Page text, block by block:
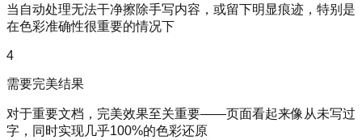
当自动处理无法干净擦除手写内容，或留下明显痕迹，特别是
在色彩准确性很重要的情况下
4
需要完美结果
对于重要文档，完美效果至关重要——页面看起来像从未写过
字，同时实现几乎100%的色彩还原